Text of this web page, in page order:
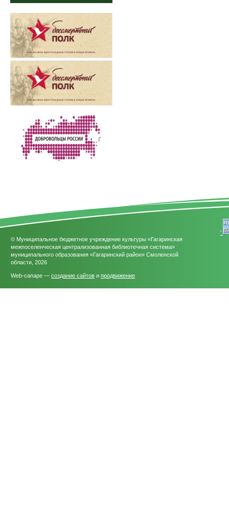
© Муниципальное бюджетное учреждение культуры «Гагаринская
межпоселенческая централизованная библиотечная система»
муниципального образования «Гагаринский район» Смоленской
области, 2026
Web-canape — создание сайтов и продвижение
'